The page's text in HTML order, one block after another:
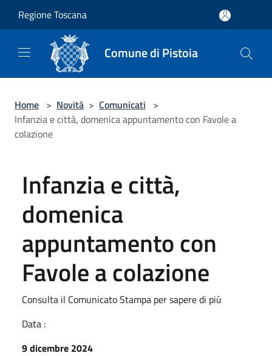
Regione Toscana
Comune di Pistoia
Home > Novità > Comunicati >
Infanzia e città, domenica appuntamento con Favole a
colazione
Infanzia e città,
domenica
appuntamento con
Favole a colazione
Consulta il Comunicato Stampa per sapere di più
Data :
9 dicembre 2024